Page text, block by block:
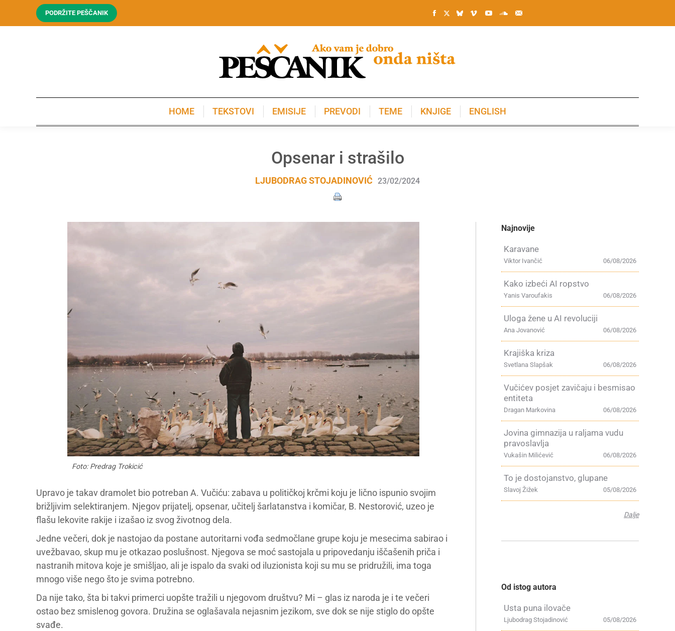
PODRŽITE PEŠČANIK
HOME TEKSTOVI EMISIJE PREVODI TEME KNJIGE ENGLISH
Opsenar i strašilo
LJUBODRAG STOJADINOVIĆ 23/02/2024
Foto: Predrag Trokicić
Upravo je takav dramolet bio potreban A. Vučiću: zabava u političkoj krčmi koju je lično ispunio svojim
brižljivim selektiranjem. Njegov prijatelj, opsenar, učitelj šarlatanstva i komičar, B. Nestorović, uzeo je
flašu lekovite rakije i izašao iz svog životnog dela.
Jedne večeri, dok je nastojao da postane autoritarni vođa sedmočlane grupe koju je mesecima sabirao i
uvežbavao, skup mu je otkazao poslušnost. Njegova se moć sastojala u pripovedanju iščašenih priča i
nastranih mitova koje je smišljao, ali je ispalo da svaki od iluzionista koji su mu se pridružili, ima toga
mnogo više nego što je svima potrebno.
Da nije tako, šta bi takvi primerci uopšte tražili u njegovom društvu? Mi – glas iz naroda je i te večeri
ostao bez smislenog govora. Družina se oglašavala nejasnim jezikom, sve dok se nije stiglo do opšte
svađe.
Najnovije
Karavane
06/08/2026
Viktor Ivančić
Kako izbeći AI ropstvo
06/08/2026
Yanis Varoufakis
Uloga žene u AI revoluciji
06/08/2026
Ana Jovanović
Krajiška kriza
06/08/2026
Svetlana Slapšak
Vučićev posjet zavičaju i besmisao
entiteta
06/08/2026
Dragan Markovina
Jovina gimnazija u raljama vudu
pravoslavlja
06/08/2026
Vukašin Milićević
To je dostojanstvo, glupane
05/08/2026
Slavoj Žižek
Dalje
Od istog autora
Usta puna ilovače
05/08/2026
Ljubodrag Stojadinović
KNJIGE ENGLISH